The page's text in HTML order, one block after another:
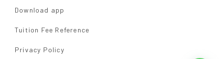
Download app
Tuition Fee Reference
Privacy Policy